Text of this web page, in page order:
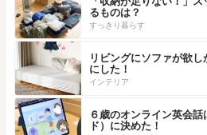
るものは？
すっきり暮らす
リビングにソファが欲
にした！
インテリア
６歳のオンライン英会
ド）に決めた！